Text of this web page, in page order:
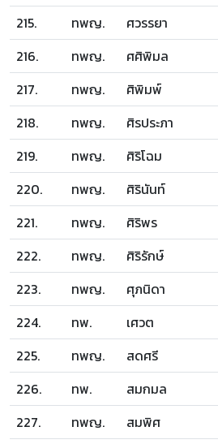
215.
ทพญ. ศวรรยา
216.
ทพญ. ศศิพิมล
217.
ทพญ. ศิพิมพ์
218.
ทพญ. ศิรประภา
219.
ทพญ. ศิริโฉม
220.
ทพญ. ศิรินันท์
221.
ทพญ. ศิริพร
222.
ทพญ. ศิริรักษ์
223.
ทพญ. ศุภนิดา
224.
ทพ. เศวต
225.
ทพญ. สดศรี
226.
ทพ. สมกมล
227.
ทพญ. สมพิศ